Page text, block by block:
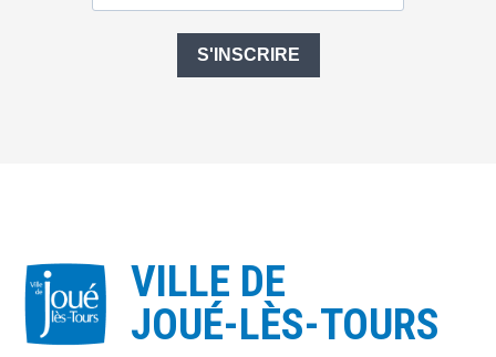
S'INSCRIRE
VILLE DE
JOUÉ-LÈS-TOURS